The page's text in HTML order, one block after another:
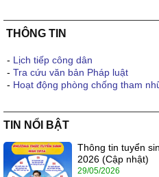
THÔNG TIN
- Lịch tiếp công dân
- Tra cứu văn bản Pháp luật
- Hoạt động phòng chống tham
TIN NỔI BẬT
Thông tin tuyển
2026 (Cập nhật)
29/05/2026